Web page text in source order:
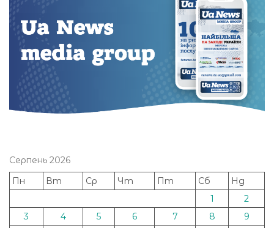
Серпень 2026
Пн
Вт Ср Чт Пт Сб
Нд
1
2
3
4 5 6 7 8
9